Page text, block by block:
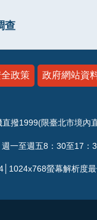
查
政策 政府網站資
撥1999(限臺北市境
週一至週五8：30至17
螢幕解析度最